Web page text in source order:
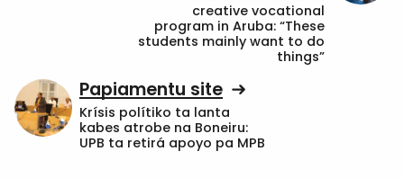
creative vocational
program in Aruba: “These
students mainly want to do
things”
Papiamentu site
Krísis polítiko ta lanta
kabes atrobe na Boneiru:
UPB ta retirá apoyo pa MPB